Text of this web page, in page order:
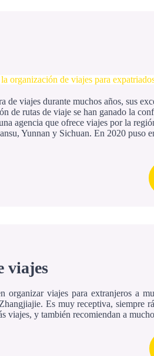
organización de viajes para
de viajes durante muchos años, sus
de rutas de viaje se han ganado la
agencia que ofrece viajes por la
Yunnan y Sichuan. En 2020 puso
viajes
organizar viajes para extranjeros a
Es muy receptiva, siempre
viajes, y también recomiendan a